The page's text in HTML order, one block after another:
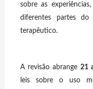
sobre as
diferentes partes
terapêutico.
A revisão abrange 21
leis sobre o uso